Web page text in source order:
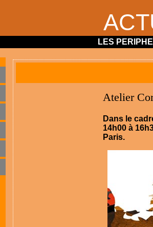
LES
Atelier
Dans le
14h00 à
Paris.